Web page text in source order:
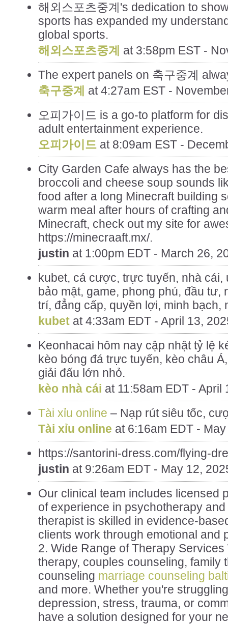
해외스포츠중계's dedication to
sports has expanded my
global sports.
해외스포츠중계 at 3:58pm EST -
The expert panels on 축구중계
축구중계 at4:27am EST -
오피가이드 is a go-to platform for
adult entertainment experience.
오피가이드 at 8:09am EST -
City Garden Cafe always has the
broccoli and cheese soup sounds
food after a long Minecraft building
warm meal after hours of crafting
Minecraft, check out my site for
https://minecraaft.mx/.
justin at 1:00pm EDT - March 26,
kubet, cá cược, trực tuyến, nhà cái,
bảo mật, game, phong phú, đầu tư,
trí, đẳng cấp, quyền lợi, minh bạch,
kubet at4:33am EDT - April 13,
Keonhacai hôm nay cập nhật tỷ lệ
kèo bóng đá trực tuyến, kèo châu
giải đấu lớn nhỏ.
kèo nhà cái at 11:58am EDT - April
Tài xỉu online – Nạp rút siêu tốc,
Tài xỉu online at 6:16am EDT -
https://santorini-dress.com/flying-
justin at 9:26am EDT - May 12,
Our clinical team includes licensed
of experience in psychotherapy
therapist is skilled in evidence-
clients work through emotional and
2. Wide Range of Therapy
therapy, couples counseling, family
counseling marriage counseling
and more. Whether you're
depression, stress, trauma, or
have a solution designed for your